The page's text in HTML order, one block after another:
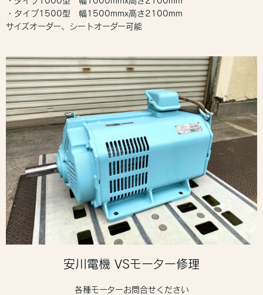
・タイプ1500型 幅1500mmx高さ2100mm
サイズオーダー、シートオーダー可能
安川電機 VSモーター修理
各種モーターお問合せください